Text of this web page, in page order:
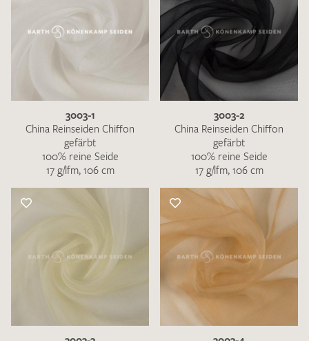
3003-1
China Reinseiden Chiffon
gefärbt
100% reine Seide
17 g/lfm, 106 cm
3003-2
China Reinseiden Chiffon
gefärbt
100% reine Seide
17 g/lfm, 106 cm